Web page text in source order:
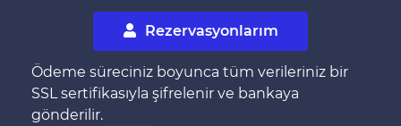
Rezervasyonlarım
Ödeme süreciniz boyunca tüm verileriniz bir
SSL sertifikasıyla şifrelenir ve bankaya
gönderilir.